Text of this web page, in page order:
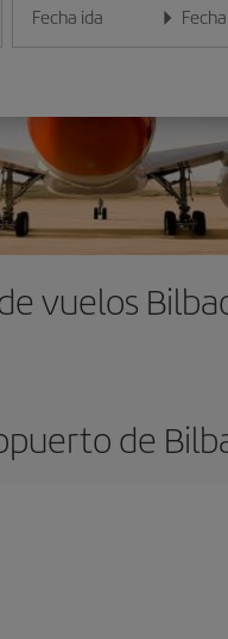
Fecha ida
Introduce la fecha en formato
vuelos
de